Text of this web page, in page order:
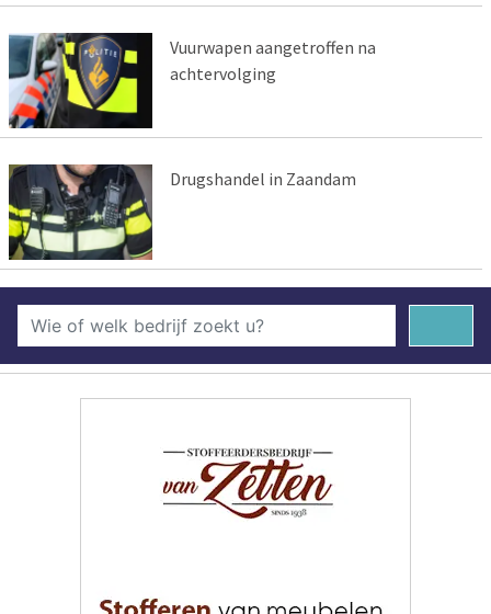
Vuurwapen aangetroffen na
achtervolging
Drugshandel in Zaandam